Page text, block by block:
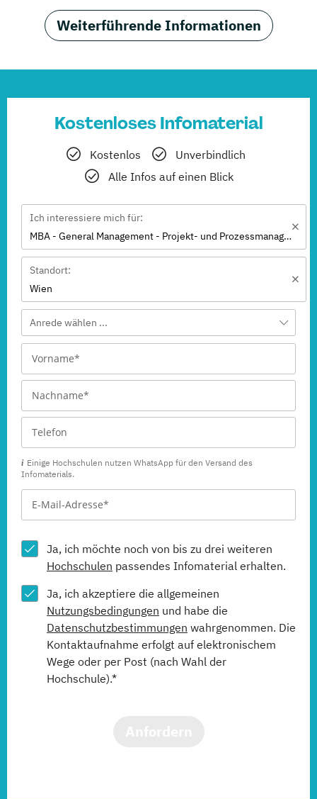
Weiterführende Informationen
Kostenloses Infomaterial
Kostenlos
Unverbindlich
Alle Infos auf einen Blick
Ich interessiere mich für:
MBA - General Management - Projekt- und Prozessmanagement
Standort:
Wien
Anrede wählen ...
Einige Hochschulen nutzen WhatsApp für den Versand des
Infomaterials.
Ja, ich möchte noch von bis zu drei weiteren
Hochschulen passendes Infomaterial erhalten.
Ja, ich akzeptiere die allgemeinen
Nutzungsbedingungen und habe die
Datenschutzbestimmungen wahrgenommen. Die
Kontaktaufnahme erfolgt auf elektronischem
Wege oder per Post (nach Wahl der
Hochschule).*